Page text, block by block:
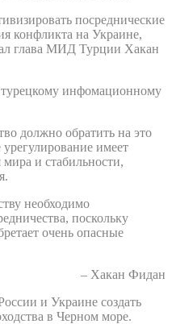
посреднические
конфликта на Украине,
глава МИД Турции Хакан
инфомационному
должно обратить на это
имеет
мира и стабильности,
необходимо
поскольку
очень опасные
– Хакан Фидан
и Украине создать
в Черном море.